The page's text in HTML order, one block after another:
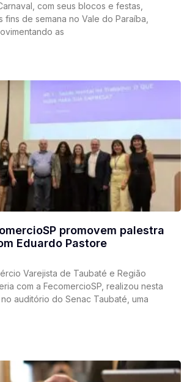
com seus blocos e festas,
fins de semana no Vale do Paraíba,
as
promovem palestra
Eduardo Pastore
Varejista de Taubaté e Região
com a FecomercioSP, realizou nesta
auditório do Senac Taubaté, uma